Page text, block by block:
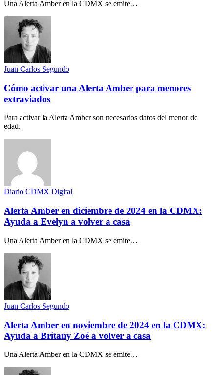
Una Alerta Amber en la CDMX se emite…
Juan Carlos Segundo
Cómo activar una Alerta Amber para menores
extraviados
Para activar la Alerta Amber son necesarios datos del menor de
edad.
Diario CDMX Digital
Alerta Amber en diciembre de 2024 en la CDMX:
Ayuda a Evelyn a volver a casa
Una Alerta Amber en la CDMX se emite…
Juan Carlos Segundo
Alerta Amber en noviembre de 2024 en la CDMX:
Ayuda a Britany Zoé a volver a casa
Una Alerta Amber en la CDMX se emite…